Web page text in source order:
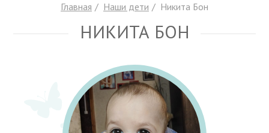
Главная Наши дети Никита Бон
НИКИТА БОН